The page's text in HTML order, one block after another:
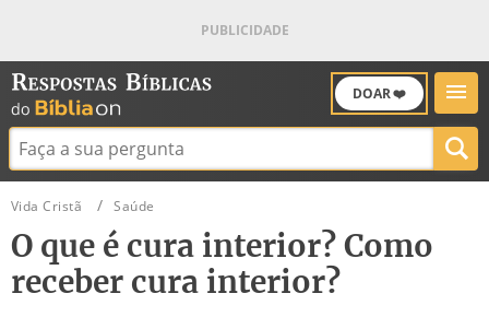
DOAR ❤️
Buscar:
Vida Cristã Saúde
O que é cura interior? Como
receber cura interior?